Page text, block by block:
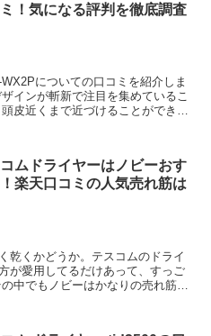
！気になる評判を徹底調査
についての口コミを紹介しま
インが斬新で注目を集めているこ
皮近くまで近づけることができて
ムドライヤーはノビーおす
楽天口コミの人気売れ筋は
乾くかどうか。テスコムのドライ
が愛用してるだけあって、すっご
中でもノビーはかなりの売れ筋な